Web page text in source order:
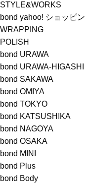
STYLE&WORKS
bond yahoo! ショッピ
WRAPPING
POLISH
bond URAWA
bond URAWA-HIGASHI
bond SAKAWA
bond OMIYA
bond TOKYO
bond KATSUSHIKA
bond NAGOYA
bond OSAKA
bond MINI
bond Plus
bond Body